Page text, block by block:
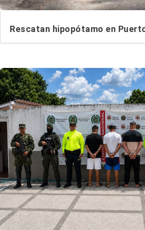
Rescatan hipopótamo en